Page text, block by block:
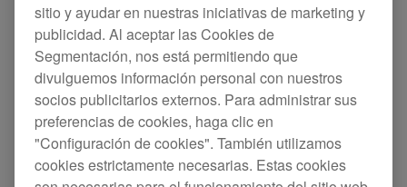
Updates CDJ-TOUR1 DJM-TOUR1
CDJ-TOUR1 - Actualización de
Firmware (Ver. 1.56)
sitio y ayudar en nuestras iniciativas de marketing y
publicidad. Al aceptar las Cookies de
Segmentación, nos está permitiendo que
divulguemos información personal con nuestros
socios publicitarios externos. Para administrar sus
preferencias de cookies, haga clic en
"Configuración de cookies". También utilizamos
cookies estrictamente necesarias. Estas cookies